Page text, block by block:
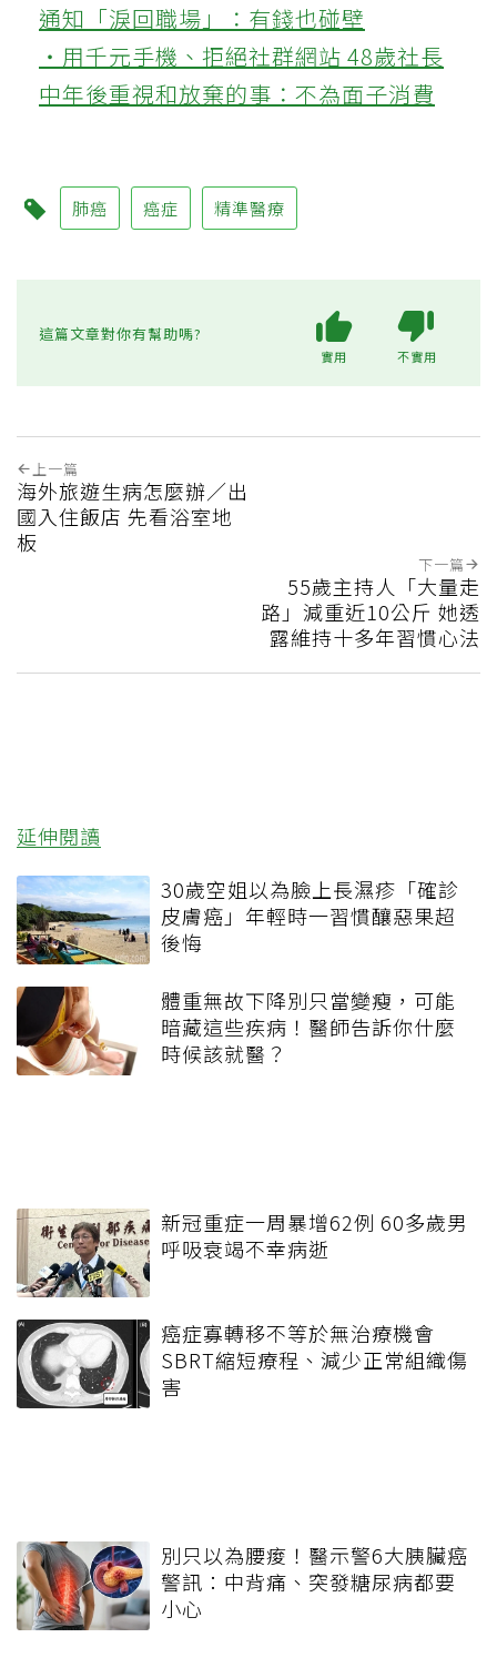
通知「淚回職場」：有錢也碰壁
‧用千元手機、拒絕社群網站 48歲社長
中年後重視和放棄的事：不為面子消費
肺癌 癌症 精準醫療
這篇文章對你有幫助嗎?
實用 不實用
上一篇
海外旅遊生病怎麼辦／出
國入住飯店 先看浴室地
板
下一篇
55歲主持人「大量走
路」減重近10公斤 她透
露維持十多年習慣心法
延伸閱讀
30歲空姐以為臉上長濕疹「確診
皮膚癌」年輕時一習慣釀惡果超
後悔
體重無故下降別只當變瘦，可能
暗藏這些疾病！醫師告訴你什麼
時候該就醫？
新冠重症一周暴增62例 60多歲男
呼吸衰竭不幸病逝
癌症寡轉移不等於無治療機會
SBRT縮短療程、減少正常組織傷
害
別只以為腰痠！醫示警6大胰臟癌
警訊：中背痛、突發糖尿病都要
小心